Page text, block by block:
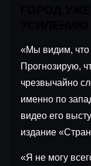
«Мы видим, что
Прогнозирую,
чрезвычайно
именно по
видео его
издание
«Я не могу